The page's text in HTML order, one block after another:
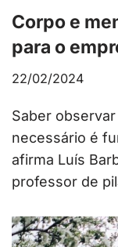
Corpo e
para o
22/02/2024
Saber
necessário é
afirma Luís
professor de